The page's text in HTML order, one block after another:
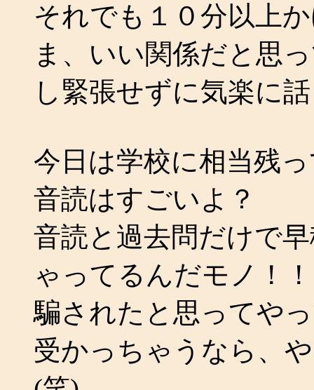
それでも１０分以上
ま、いい関係だと思
し緊張せずに気楽に
今日は学校に相当残
音読はすごいよ？
音読と過去問だけで
ゃってるんだモノ！
騙されたと思ってや
受かっちゃうなら、